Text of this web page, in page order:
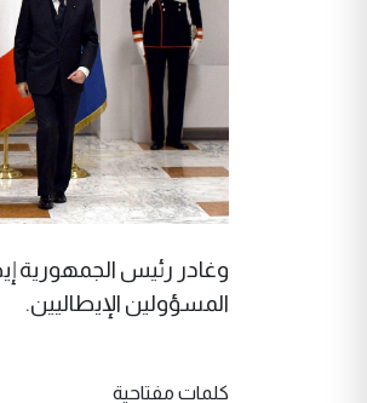
وغادر رئيس الجمهورية
المسؤولين الإيطاليين.
كلمات مفتاحية